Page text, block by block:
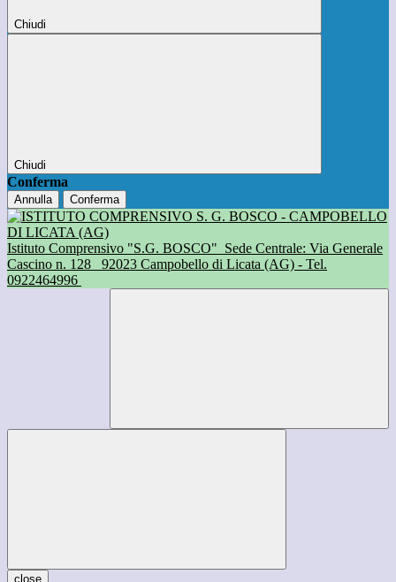
Chiudi
Chiudi
Conferma
Annulla Conferma
Istituto Comprensivo "S.G. BOSCO" Sede Centrale: Via Generale
Cascino n. 128
92023 Campobello di Licata (AG) - Tel.
0922464996
close